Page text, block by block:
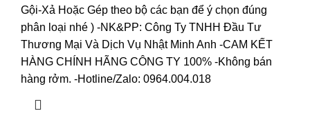
Gội-Xả Hoặc Gép theo bộ các bạn để ý chọn đúng
phân loại nhé ) -NK&PP: Công Ty TNHH Đầu Tư
Thương Mại Và Dịch Vụ Nhật Minh Anh -CAM KẾT
HÀNG CHÍNH HÃNG CÔNG TY 100% -Không bán
hàng rởm. -Hotline/Zalo: 0964.004.018